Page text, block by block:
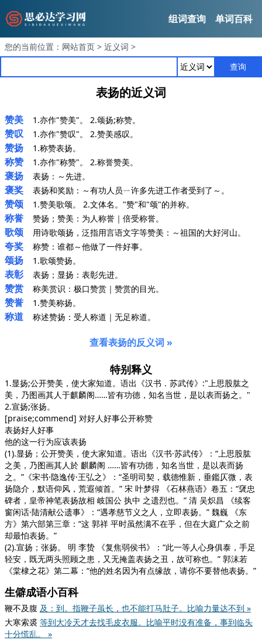
组词查询 单词百科
您的当前位置： 网站首页 > 近义词 >
查询
表扬的近义词
赞美 1.亦作"赞美"。 2.颂扬;称赞。
赞叹 1.亦作"赞叹"。 2.赞美感叹。
赞扬 1.称赞表扬。
称赞 1.亦作"称赞"。 2.称誉赞美。
褒扬 表扬：～先进。
褒奖 表扬和奖励：～有功人员ㄧ许多先进工作者受到了～。
赞颂 1.赞美歌颂。 2.文体名。"赞"和"颂"的并称。
称誉 赞扬；赞美：为人称誉｜倍受称誉。
歌颂 用诗歌颂扬，泛指用言语文字等赞美：～祖国的大好河山。
夸奖 称赞：谁都～他做了一件好事。
颂扬 1.歌颂赞扬。
表彰 表扬；显扬：表彰先进。
赞赏 称美赏识：极口赞赏｜赞赏的目光。
赞誉 1.赞美称扬。
称道 称述赞扬：受人称道｜无足称道。
查看表扬的反义词 »
特别释义
1.显扬;公开赞美，使大家知道。语出《汉书．苏武传》:"上思股肱之
美，乃图画其人于麒麟阁……皆有功德，知名当世，是以表而扬之。"
2.宣扬;张扬。
[praise;commend] 对好人好事公开称赞
表扬好人好事
他的这一行为应该表扬
(1).显扬；公开赞美，使大家知道。语出 《汉书·苏武传》
：“上思股肱
之美，乃图画其人於 麒麟阁 ……皆有功德，知名当世，是以表而扬
之。” 《宋书·隐逸传·王弘之》
：“圣明司契，载德惟新，垂鑑仄微，表
扬隐介，默语仰风，荒遐倾首。” 宋 叶梦得
《石林燕语》 卷五：“裦忠
碑者，皇帝神笔表扬故相 岐国公 执中 之遗烈也。” 清 吴炽昌
《续客
窗闲话·陆清献公遗事》
：“遇孝慈节义之人，立即表扬。” 魏巍
《东
方》 第六部第三章：“这 郭祥 平时虽然满不在乎，但在大庭广众之前
却最怕表扬。”
(2).宣扬；张扬。 明 李贽
《复焦弱侯书》
：“此一等人心身俱泰，手足
轻安，既无两头照顾之患，又无掩盖表扬之丑，故可称也。” 郭沫若
《棠棣之花》 第二幕：“他的姓名因为有点缘故，请你不要替他表扬。”
生僻成语小百科
鞭不及腹 及：到。指鞭子虽长，也不能打马肚子。比喻力量达不到 »
大寒索裘 等到大冷天才去找毛皮衣服。比喻平时没有准备，事到临头
十分慌乱。 »